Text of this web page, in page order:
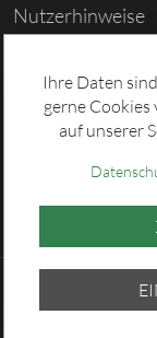
Nutzerhinweise
Cookies löschen
Datenschutz
©
Ihre Daten
gerne Cookies
auf unserer